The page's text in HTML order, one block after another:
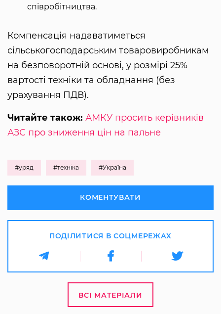
співробітництва.
Компенсація надаватиметься
сільськогосподарським товаровиробникам
на безповоротній основі, у розмірі 25%
вартості техніки та обладнання (без
урахування ПДВ).
Читайте також: АМКУ просить керівників
АЗС про зниження цін на пальне
#уряд #техніка #Україна
КОМЕНТУВАТИ
ПОДІЛИТИСЯ В СОЦМЕРЕЖАХ
ВСІ МАТЕРІАЛИ